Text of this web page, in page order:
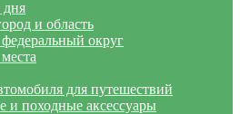
дня
и область
округ
для путешествий
и походные аксессуары